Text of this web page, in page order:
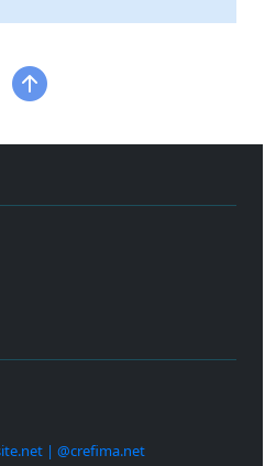
| @crefima.net